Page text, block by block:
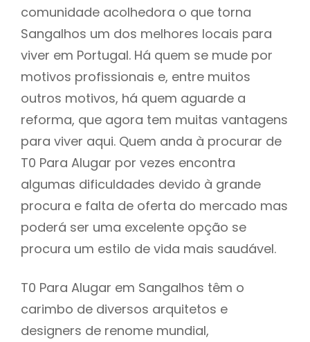
comunidade acolhedora o que torna
Sangalhos um dos melhores locais para
viver em Portugal. Há quem se mude por
motivos profissionais e, entre muitos
outros motivos, há quem aguarde a
reforma, que agora tem muitas vantagens
para viver aqui. Quem anda à procurar de
T0 Para Alugar por vezes encontra
algumas dificuldades devido à grande
procura e falta de oferta do mercado mas
poderá ser uma excelente opção se
procura um estilo de vida mais saudável.
T0 Para Alugar em Sangalhos têm o
carimbo de diversos arquitetos e
designers de renome mundial,